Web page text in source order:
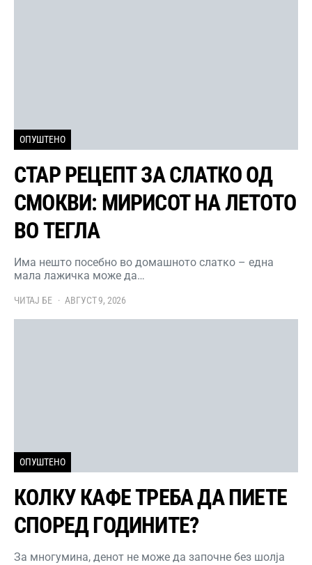
ОПУШТЕНО
СТАР РЕЦЕПТ ЗА СЛАТКО ОД
СМОКВИ: МИРИСОТ НА ЛЕТОТО
ВО ТЕГЛА
Има нешто посебно во домашното слатко – една
мала лажичка може да…
ЧИТАЈ БЕ АВГУСТ 9, 2026
ОПУШТЕНО
КОЛКУ КАФЕ ТРЕБА ДА ПИЕТЕ
СПОРЕД ГОДИНИТЕ?
За многумина, денот не може да започне без шолја